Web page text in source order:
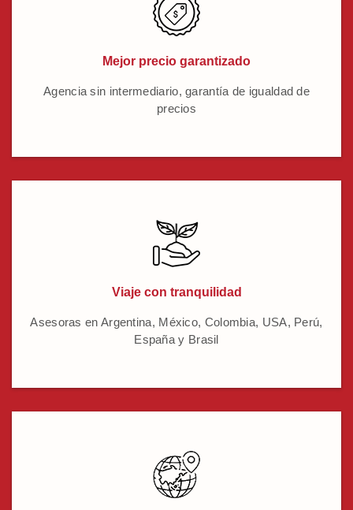
Mejor precio garantizado
Agencia sin intermediario, garantía de igualdad de
precios
Viaje con tranquilidad
Asesoras en Argentina, México, Colombia, USA, Perú,
España y Brasil